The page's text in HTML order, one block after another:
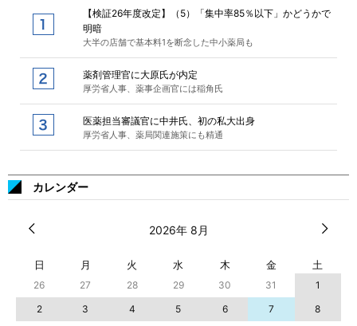
【検証26年度改定】（5）「集中率85％以下」かどうかで
明暗
大半の店舗で基本料1を断念した中小薬局も
薬剤管理官に大原氏が内定
厚労省人事、薬事企画官には稲角氏
医薬担当審議官に中井氏、初の私大出身
厚労省人事、薬局関連施策にも精通
カレンダー
2026年 8月
日 月 火 水 木 金 土
26 27 28 29 30 31
1
2
3 4 5 6 7
8